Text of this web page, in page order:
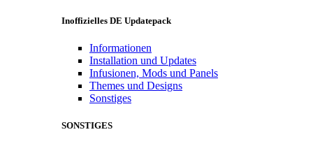
Inoffizielles DE Updatepack
Informationen
Installation und Updates
Infusionen, Mods und Panels
Themes und Designs
Sonstiges
SONSTIGES